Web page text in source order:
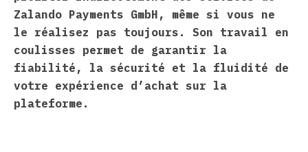
Zalando Payments GmbH, même si vous ne
le réalisez pas toujours. Son travail en
coulisses permet de garantir la
fiabilité, la sécurité et la fluidité de
votre expérience d’achat sur la
plateforme.